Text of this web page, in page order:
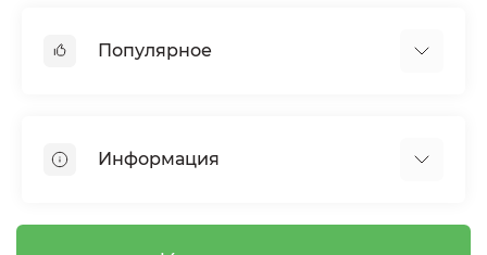
Популярное
Сетка шпалерная
Сетка затеняющая
Информация